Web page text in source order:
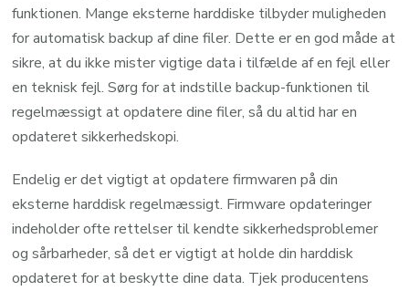
funktionen. Mange eksterne harddiske tilbyder muligheden
for automatisk backup af dine filer. Dette er en god måde at
sikre, at du ikke mister vigtige data i tilfælde af en fejl eller
en teknisk fejl. Sørg for at indstille backup-funktionen til
regelmæssigt at opdatere dine filer, så du altid har en
opdateret sikkerhedskopi.
Endelig er det vigtigt at opdatere firmwaren på din
eksterne harddisk regelmæssigt. Firmware opdateringer
indeholder ofte rettelser til kendte sikkerhedsproblemer
og sårbarheder, så det er vigtigt at holde din harddisk
opdateret for at beskytte dine data. Tjek producentens